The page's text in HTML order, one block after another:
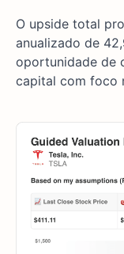
O upside total
anualizado de
oportunidade de
capital com foco